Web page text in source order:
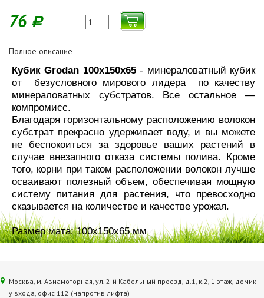
76 Р
Полное описание
Кубик Grodan 100х150х65- минераловатный кубик
от безусловного мирового лидера по качеству
минераловатных субстратов. Все остальное —
компромисс.
Благодаря горизонтальному расположению волокон
субстрат прекрасно удерживает воду, и вы можете
не беспокоиться за здоровье ваших растений в
случае внезапного отказа системы полива. Кроме
того, корни при таком расположении волокон лучше
осваивают полезный объем, обеспечивая мощную
систему питания для растения, что превосходно
сказывается на количестве и качестве урожая.
Размер мата: 100х150х65 мм
Москва, м. Авиамоторная, ул. 2‑й Кабельный проезд, д.1, к.2, 1 этаж, домик
у входа, офис 112 (напротив лифта)